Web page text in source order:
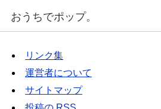
おうちでポップ。
リンク集
運営者について
サイトマップ